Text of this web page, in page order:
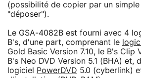
(possibilité de copier par un
"déposer").
Le GSA-4082B est fourni avec 4
B's, d'une part, comprenant le
Gold Basic Version 7.10, le B's Clip
B's Neo DVD Version 5.1 (BHA) et,
logiciel
PowerDVD 5.0 (cyberlink)